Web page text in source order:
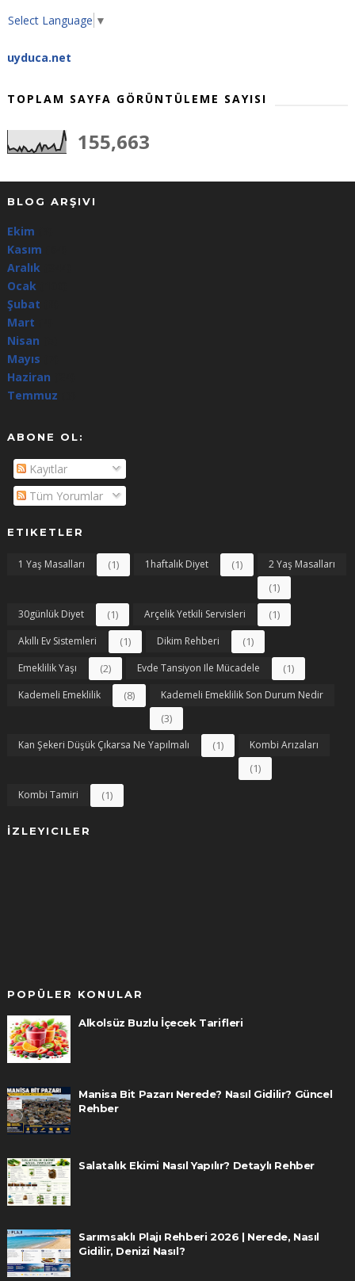
Select Language ▼
uyduca.net
TOPLAM SAYFA GÖRÜNTÜLEME SAYISI
155,663
BLOG ARŞIVI
Ekim
Kasım
Aralık(344)
Ocak(100)
Şubat
Mart
Nisan
Mayıs
Haziran
Temmuz
ABONE OL:
Kayıtlar
Tüm Yorumlar
ETIKETLER
1 Yaş Masalları (1) 1haftalık Diyet (1) 2 Yaş Masalları
(1)
30günlük Diyet (1) Arçelik Yetkili Servisleri (1)
Akıllı Ev Sistemleri (1) Dikim Rehberi (1)
Emeklilik Yaşı (2) Evde Tansiyon Ile Mücadele (1)
Kademeli Emeklilik (8) Kademeli Emeklilik Son Durum Nedir
(3)
Kan Şekeri Düşük Çıkarsa Ne Yapılmalı (1) Kombi Arızaları
(1)
Kombi Tamiri (1)
İZLEYICILER
POPÜLER KONULAR
Alkolsüz Buzlu İçecek Tarifleri
Manisa Bit Pazarı Nerede? Nasıl Gidilir? Güncel
Rehber
Salatalık Ekimi Nasıl Yapılır? Detaylı Rehber
Sarımsaklı Plajı Rehberi 2026 | Nerede, Nasıl
Gidilir, Denizi Nasıl?